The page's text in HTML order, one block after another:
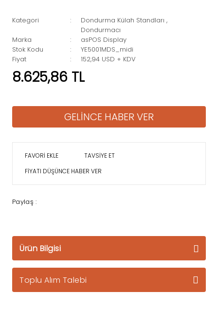
Kategori Dondurma Külah Standları ,
Dondurmacı
Marka
asPOS Display
Stok Kodu
YE5001MDS_midi
Fiyat
152,94 USD + KDV
8.625,86 TL
GELİNCE HABER VER
TAVSİYE ET
FİYATI DÜŞÜNCE HABER VER
Paylaş :
Ürün Bilgisi
Toplu Alım Talebi